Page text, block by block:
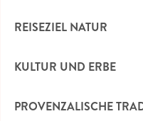
REISEZIEL NATUR
KULTUR UND ERBE
PROVENZALISCHE